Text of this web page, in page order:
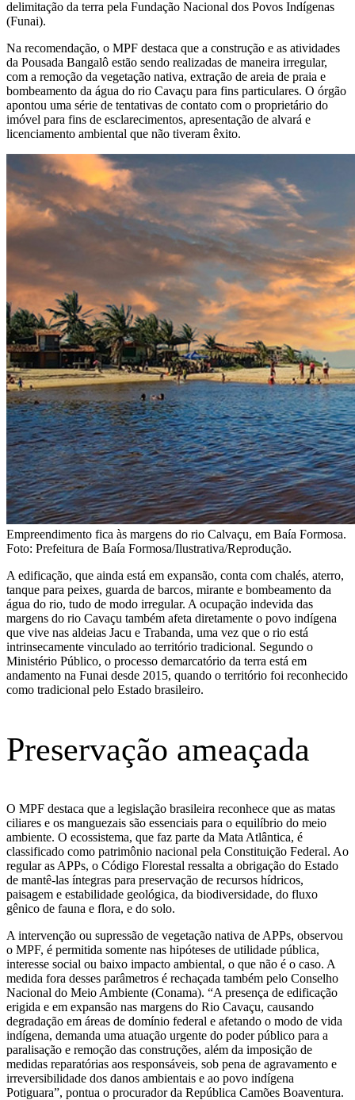
delimitação da terra pela Fundação Nacional dos Povos Indígenas
(Funai).
Na recomendação, o MPF destaca que a construção e as atividades
da Pousada Bangalô estão sendo realizadas de maneira irregular,
com a remoção da vegetação nativa, extração de areia de praia e
bombeamento da água do rio Cavaçu para fins particulares. O órgão
apontou uma série de tentativas de contato com o proprietário do
imóvel para fins de esclarecimentos, apresentação de alvará e
licenciamento ambiental que não tiveram êxito.
Empreendimento fica às margens do rio Calvaçu, em Baía Formosa.
Foto: Prefeitura de Baía Formosa/Ilustrativa/Reprodução.
A edificação, que ainda está em expansão, conta com chalés, aterro,
tanque para peixes, guarda de barcos, mirante e bombeamento da
água do rio, tudo de modo irregular. A ocupação indevida das
margens do rio Cavaçu também afeta diretamente o povo indígena
que vive nas aldeias Jacu e Trabanda, uma vez que o rio está
intrinsecamente vinculado ao território tradicional. Segundo o
Ministério Público, o processo demarcatório da terra está em
andamento na Funai desde 2015, quando o território foi reconhecido
como tradicional pelo Estado brasileiro.
Preservação ameaçada
O MPF destaca que a legislação brasileira reconhece que as matas
ciliares e os manguezais são essenciais para o equilíbrio do meio
ambiente. O ecossistema, que faz parte da Mata Atlântica, é
classificado como patrimônio nacional pela Constituição Federal. Ao
regular as APPs, o Código Florestal ressalta a obrigação do Estado
de mantê-las íntegras para preservação de recursos hídricos,
paisagem e estabilidade geológica, da biodiversidade, do fluxo
gênico de fauna e flora, e do solo.
A intervenção ou supressão de vegetação nativa de APPs, observou
o MPF, é permitida somente nas hipóteses de utilidade pública,
interesse social ou baixo impacto ambiental, o que não é o caso. A
medida fora desses parâmetros é rechaçada também pelo Conselho
Nacional do Meio Ambiente (Conama). “A presença de edificação
erigida e em expansão nas margens do Rio Cavaçu, causando
degradação em áreas de domínio federal e afetando o modo de vida
indígena, demanda uma atuação urgente do poder público para a
paralisação e remoção das construções, além da imposição de
medidas reparatórias aos responsáveis, sob pena de agravamento e
irreversibilidade dos danos ambientais e ao povo indígena
Potiguara”, pontua o procurador da República Camões Boaventura.